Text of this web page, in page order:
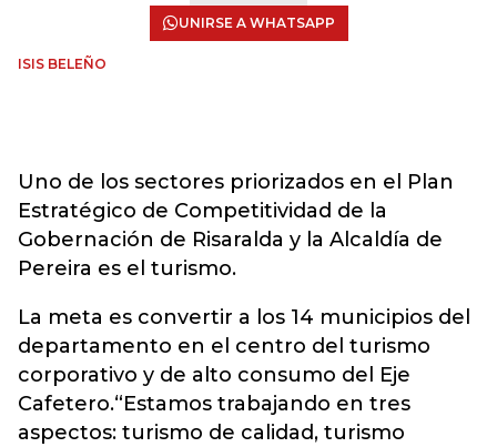
UNIRSE A WHATSAPP
ISIS BELEÑO
Uno de los sectores priorizados en el Plan
Estratégico de Competitividad de la
Gobernación de Risaralda y la Alcaldía de
Pereira es el turismo.
La meta es convertir a los 14 municipios del
departamento en el centro del turismo
corporativo y de alto consumo del Eje
Cafetero.“Estamos trabajando en tres
aspectos: turismo de calidad, turismo